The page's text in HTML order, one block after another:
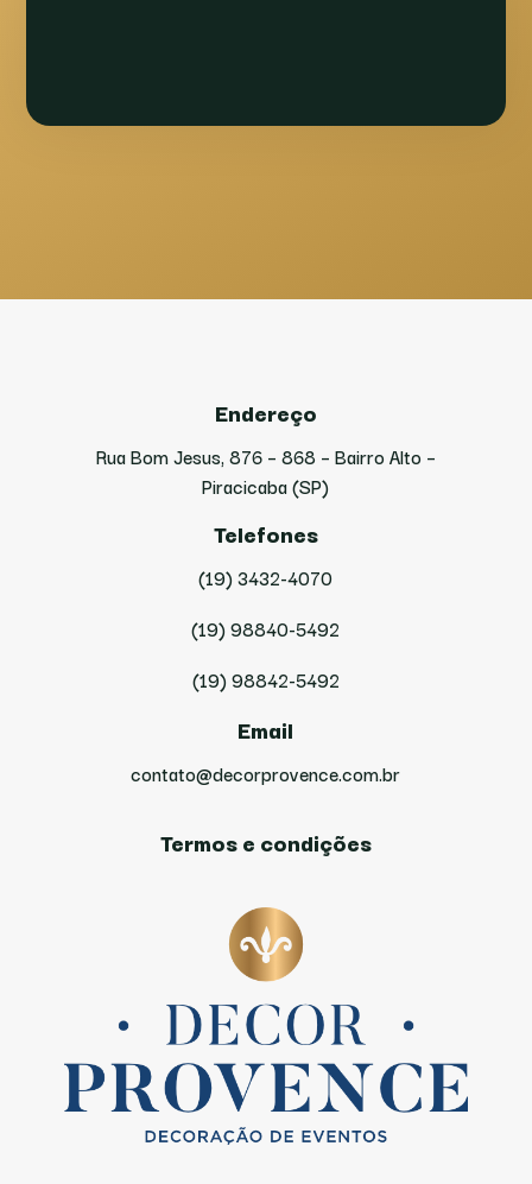
Endereço
Rua Bom Jesus, 876 – 868 – Bairro Alto –
Piracicaba (SP)
Telefones
(19) 3432-4070
(19) 98840-5492
(19) 98842-5492
Email
contato@decorprovence.com.br
Termos e condições